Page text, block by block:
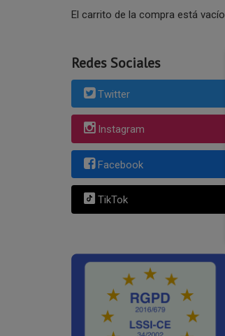
El carrito de la compra está vacío
Redes Sociales
Twitter
Instagram
Facebook
TikTok